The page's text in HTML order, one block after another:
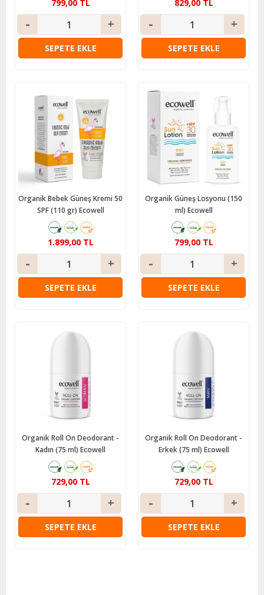
799,00 TL
SEPETE EKLE
829,00 TL
SEPETE EKLE
Organik Bebek Güneş Kremi 50
SPF (110 gr) Ecowell
1.899,00 TL
SEPETE EKLE
Organik Güneş Losyonu (150
ml) Ecowell
799,00 TL
SEPETE EKLE
Organik Roll On Deodorant -
Kadın (75 ml) Ecowell
729,00 TL
SEPETE EKLE
Organik Roll On Deodorant -
Erkek (75 ml) Ecowell
729,00 TL
SEPETE EKLE